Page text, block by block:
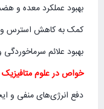
بهبود عملکرد معده و
کمک به کاهش استرس
بهبود علائم
خواص در علوم
دفع انرژی‌های منفی و